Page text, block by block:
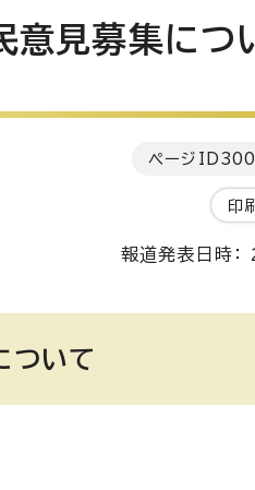
意見募集につ
ページID
印刷
報道発表日時
ついて